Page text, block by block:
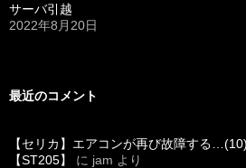
サーバ引越
2022年8月20日
最近のコメント
【セリカ】エアコンが再び故障する
【ST205】
に jam より